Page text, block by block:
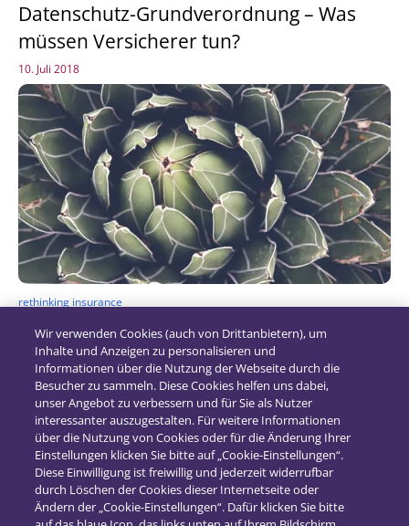
Datenschutz-Grundverordnung – Was
müssen Versicherer tun?
10. Juli 2018
rethinking insurance
Produktinnovationen in der
Lebensversicherung
25. Juni 2018
Wir verwenden Cookies (auch von Drittanbietern), um
Inhalte und Anzeigen zu personalisieren und
Informationen über die Nutzung der Webseite durch die
Besucher zu sammeln. Diese Cookies helfen uns dabei,
unser Angebot zu verbessern und für Sie als Nutzer
interessanter auszugestalten. Für weitere Informationen
über die Nutzung von Cookies oder für die Änderung Ihrer
Einstellungen klicken Sie bitte auf „Cookie-Einstellungen“.
Diese Einwilligung ist freiwillig und jederzeit widerrufbar
durch Löschen der Cookies dieser Internetseite oder
Ändern der „Cookie-Einstellungen“. Dafür klicken Sie bitte